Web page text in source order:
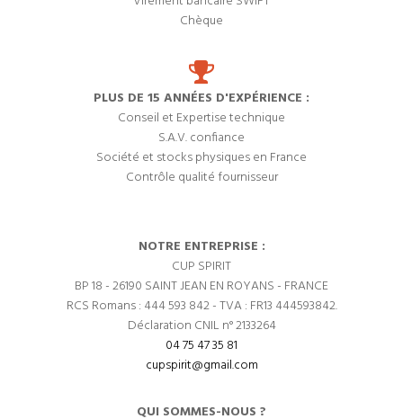
Chèque
PLUS DE 15 ANNÉES D'EXPÉRIENCE :
Conseil et Expertise technique
S.A.V. confiance
Société et stocks physiques en France
Contrôle qualité fournisseur
NOTRE ENTREPRISE :
CUP SPIRIT
BP 18 - 26190 SAINT JEAN EN ROYANS - FRANCE
RCS Romans : 444 593 842 - TVA : FR13 444593842.
Déclaration CNIL n° 2133264
04 75 47 35 81
cupspirit@gmail.com
QUI SOMMES-NOUS ?